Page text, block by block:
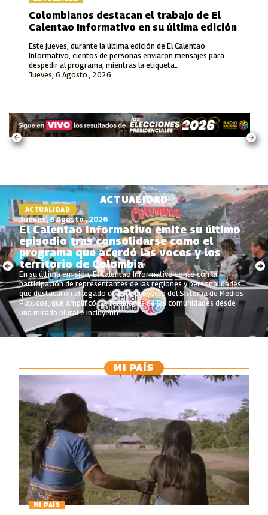
Jueves, 6 Agosto , 2026
Colombianos destacan el trabajo de El
Calentao Informativo en su última edición
Este jueves, durante la última edición de El Calentao
Informativo, cientos de personas enviaron mensajes para
despedir al programa, mientras la etiqueta
#ElCalentaoInformativo se convirtió en tendencia en redes
ACTUALIDAD
Jueves, 6 Agosto , 2026
El Calentao Informativo emite su último
episodio tras consolidarse como el
programa que acerdó las voces y los
territorio de Colombia
ACTUALIDAD
En su última emisión, El Calentao Informativo contó con la
participación de representantes de las regiones y personalidades
que destacaron el legado de este proyecto del Sistema de Medios
Públicos, que amplificó las realidades de las comunidades desde
una mirada plural e incluyente.
MI PAÍS
MI PAÍS